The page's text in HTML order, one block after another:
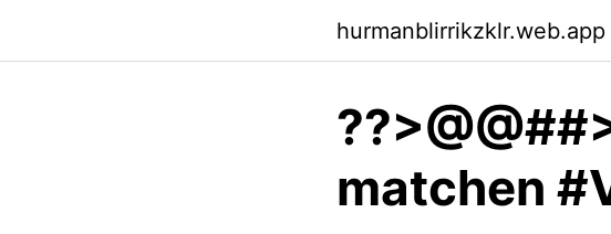
hurmanblirrikzklr.web.app
matchen